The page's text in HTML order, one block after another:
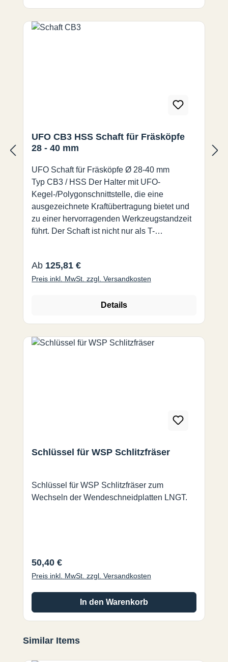
Spanbrecher-Wendeplatten sind auf einem
UFO CB3 HSS Schaft für Fräsköpfe
28 - 40 mm
UFO Schaft für Fräsköpfe Ø 28-40 mm
Typ CB3 / HSS Der Halter mit UFO-
Kegel-/Polygonschnittstelle, die eine
ausgezeichnete Kraftübertragung bietet und
zu einer hervorragenden Werkzeugstandzeit
führt. Der Schaft ist nicht nur als T-
erhältlich.
Regulärer Preis:
Ab 125,81 €
Preis inkl. MwSt. zzgl. Versandkosten
Details
Schlüssel für WSP Schlitzfräser
Schlüssel für WSP Schlitzfräser zum
Wechseln der Wendeschneidplatten LNGT.
Regulärer Preis:
50,40 €
Preis inkl. MwSt. zzgl. Versandkosten
In den Warenkorb
Produktgalerie überspringen
Similar Items